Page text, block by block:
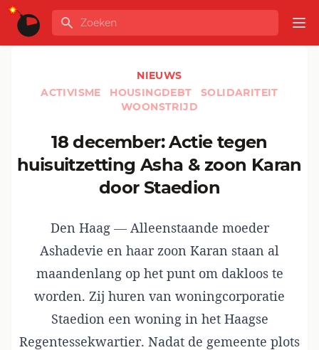
Ga naar de inhoud
GLOBALINFO
Zoeken
NIEUWS
ACTIVISME
HOUSINGDEBT
SOLIDARITEIT
WOONSTRIJD
18 december: Actie tegen
huisuitzetting Asha & zoon Karan
door Staedion
Den Haag — Alleenstaande moeder
Ashadevie en haar zoon Karan staan al
maandenlang op het punt om dakloos te
worden. Zij huren van woningcorporatie
Staedion een woning in het Haagse
Regentessekwartier. Nadat de gemeente plots